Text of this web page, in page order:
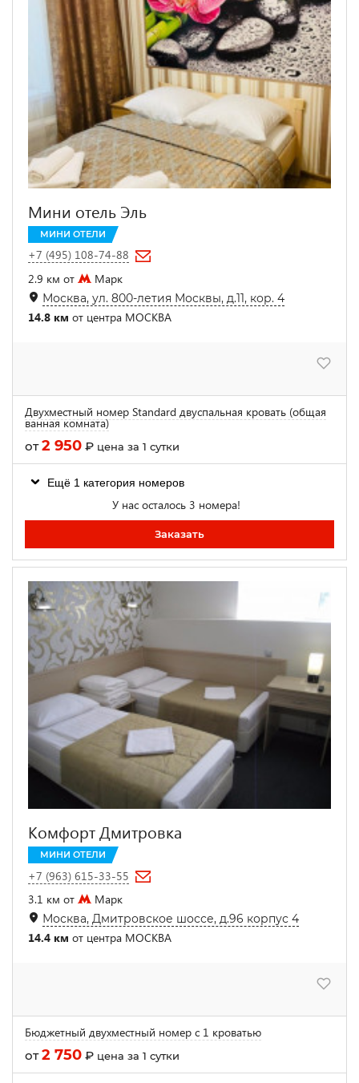
Мини отель Эль
МИНИ ОТЕЛИ
+7 (495) 108-74-88
2.9 км от
Марк
Москва, ул. 800-летия Москвы, д.11, кор. 4
14.8 км от центра МОСКВА
Двухместный номер Standard двуспальная кровать (общая
ванная комната)
от2 950 ₽ цена за 1 сутки
Ещё 1 категория номеров
У нас осталось 3 номера!
Заказать
Комфорт Дмитровка
МИНИ ОТЕЛИ
+7 (963) 615-33-55
3.1 км от
Марк
Москва, Дмитровское шоссе, д.96 корпус 4
14.4 км от центра МОСКВА
Бюджетный двухместный номер с 1 кроватью
от2 750 ₽ цена за 1 сутки